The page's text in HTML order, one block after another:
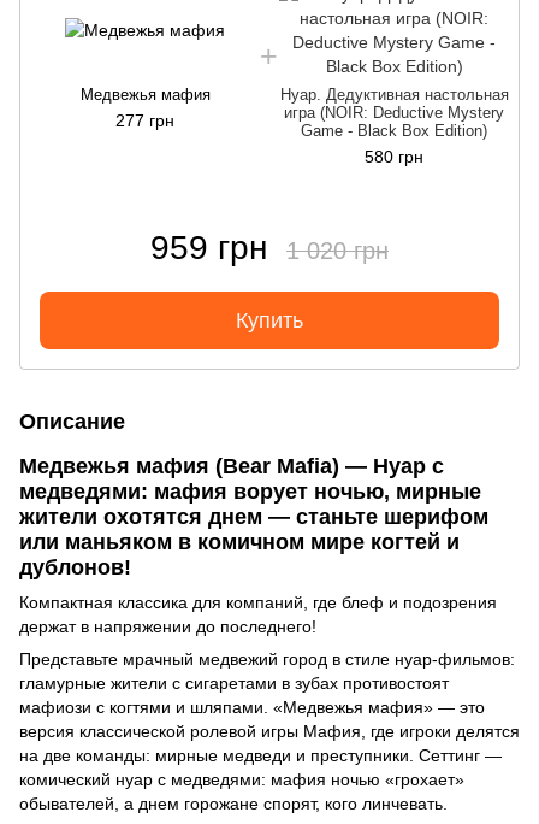
Медвежья мафия
277 грн
Нуар. Дедуктивная настольная
игра (NOIR: Deductive Mystery
Game - Black Box Edition)
580 грн
959 грн 1 020 грн
Купить
Описание
Медвежья мафия (Bear Mafia) — Нуар с
медведями: мафия ворует ночью, мирные
жители охотятся днем — станьте шерифом
или маньяком в комичном мире когтей и
дублонов!
Компактная классика для компаний, где блеф и подозрения
держат в напряжении до последнего!
Представьте мрачный медвежий город в стиле нуар-фильмов:
гламурные жители с сигаретами в зубах противостоят
мафиози с когтями и шляпами. «Медвежья мафия» — это
версия классической ролевой игры Мафия, где игроки делятся
на две команды: мирные медведи и преступники. Сеттинг —
комический нуар с медведями: мафия ночью «грохает»
обывателей, а днем горожане спорят, кого линчевать.